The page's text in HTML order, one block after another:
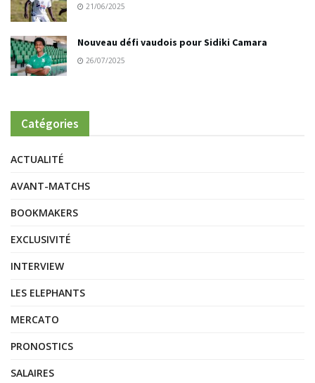
21/06/2025
Nouveau défi vaudois pour Sidiki Camara
26/07/2025
Catégories
ACTUALITÉ
AVANT-MATCHS
BOOKMAKERS
EXCLUSIVITÉ
INTERVIEW
LES ELEPHANTS
MERCATO
PRONOSTICS
SALAIRES